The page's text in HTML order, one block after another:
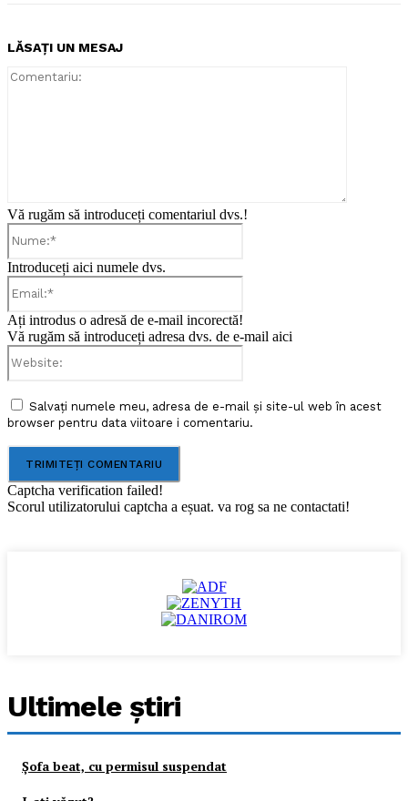
LĂSAȚI UN MESAJ
Vă rugăm să introduceți comentariul dvs.!
Introduceți aici numele dvs.
Ați introdus o adresă de e-mail incorectă!
Vă rugăm să introduceți adresa dvs. de e-mail aici
Salvați numele meu, adresa de e-mail și site-ul web în acest
browser pentru data viitoare i comentariu.
Captcha verification failed!
Scorul utilizatorului captcha a eșuat. va rog sa ne contactati!
Ultimele ştiri
Şofa beat, cu permisul suspendat